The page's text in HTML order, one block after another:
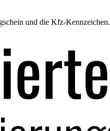
und die Kfz-Kennzeichen.